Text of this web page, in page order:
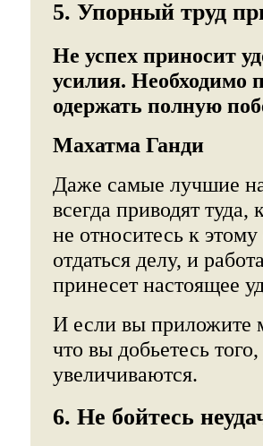
5. Упорный труд
Не успех приносит
усилия. Необходимо
одержать полную
Махатма Ганди
Даже самые лучшие
всегда приводят
не относитесь к
отдаться делу, и
принесет настоящее
И если вы приложите
что вы добьетесь
увеличиваются.
6. Не бойтесь